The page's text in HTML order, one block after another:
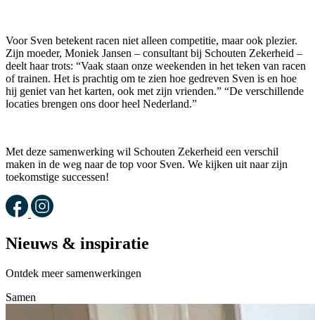
Voor Sven betekent racen niet alleen competitie, maar ook plezier.
Zijn moeder, Moniek Jansen – consultant bij Schouten Zekerheid –
deelt haar trots: “Vaak staan onze weekenden in het teken van racen
of trainen. Het is prachtig om te zien hoe gedreven Sven is en hoe
hij geniet van het karten, ook met zijn vrienden.” “De verschillende
locaties brengen ons door heel Nederland.”
Met deze samenwerking wil Schouten Zekerheid een verschil
maken in de weg naar de top voor Sven. We kijken uit naar zijn
toekomstige successen!
Nieuws & inspiratie
Ontdek meer samenwerkingen
Samen